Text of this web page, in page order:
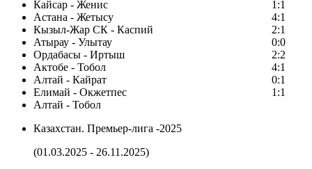
Кайсар - Женис
1:1
Астана - Жетысу
4:1
Кызыл-Жар СК - Каспий
2:1
Атырау - Улытау
0:0
Ордабасы - Иртыш
2:2
Актобе - Тобол
4:1
Алтай - Кайрат
0:1
Елимай - Окжетпес
1:1
Алтай - Тобол
Казахстан. Премьер-лига -2025
(01.03.2025 - 26.11.2025)